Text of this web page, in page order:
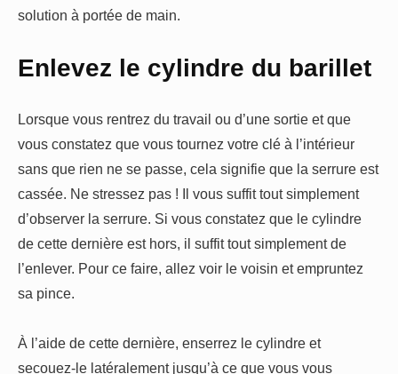
solution à portée de main.
Enlevez le cylindre du barillet
Lorsque vous rentrez du travail ou d’une sortie et que
vous constatez que vous tournez votre clé à l’intérieur
sans que rien ne se passe, cela signifie que la serrure est
cassée. Ne stressez pas ! Il vous suffit tout simplement
d’observer la serrure. Si vous constatez que le cylindre
de cette dernière est hors, il suffit tout simplement de
l’enlever. Pour ce faire, allez voir le voisin et empruntez
sa pince.
À l’aide de cette dernière, enserrez le cylindre et
secouez-le latéralement jusqu’à ce que vous vous